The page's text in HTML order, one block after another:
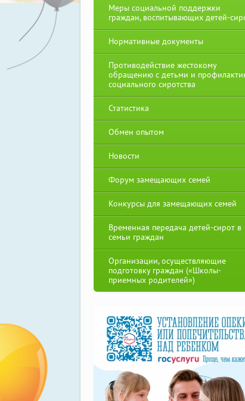
Меры социальной поддержки
граждан, воспитывающих детей-
Нормативные документы
Противодействие жестокому
обращению с детьми и
социального сиротства
Статистика
Обмен опытом
Новости
Форум замещающих семей
Конкурсы для замещающих семей
Временная передача детей-сирот в
семьи граждан
Организации, осуществляющие
подготовку граждан («Школы-
приемных родителей»)